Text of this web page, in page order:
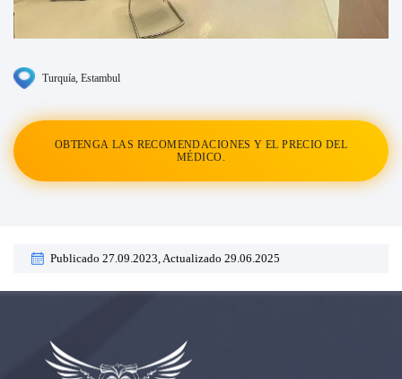
Turquía, Estambul
OBTENGA LAS RECOMENDACIONES Y EL PRECIO DEL
MÉDICO.
Publicado 27.09.2023,Actualizado 29.06.2025